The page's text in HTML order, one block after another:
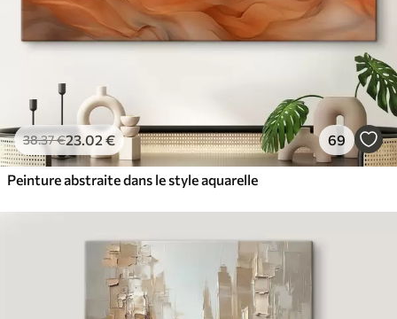
38.37€23.02 € 69
Peinture abstraite dans le style aquarelle